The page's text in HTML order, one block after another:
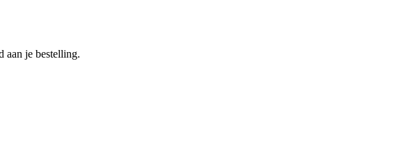
aan je bestelling.